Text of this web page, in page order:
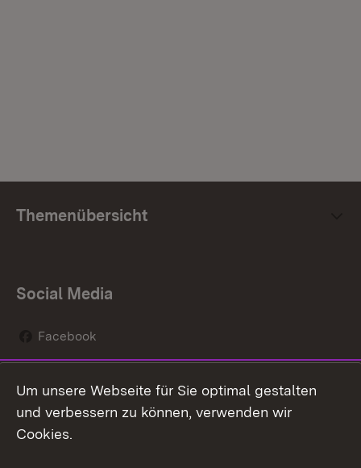
Themenübersicht
Social Media
Facebook
Social Wall
Youtube
Um unsere Webseite für Sie optimal gestalten
und verbessern zu können, verwenden wir
Cookies.